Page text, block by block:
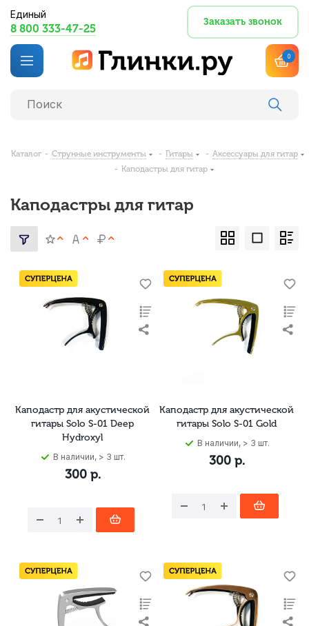
Единый
8 800 333-47-25
Заказать звонок
0
Каталог - Струнные инструменты - Гитары - Аксессуары для гитар
- Каподастры для гитар
Каподастры для гитар
Каподастр для акустической
гитары Solo S-01 Deep
Hydroxyl
В наличии, > 3 шт.
300р.
Каподастр для акустической
гитары Solo S-01 Gold
В наличии, > 3 шт.
300р.